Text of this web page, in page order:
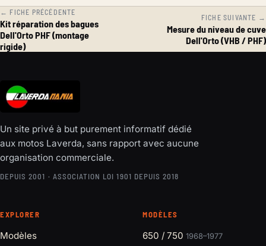
← FICHE PRÉCÉDENTE
Kit réparation des bagues
Dell'Orto PHF (montage
rigide)
FICHE SUIVANTE →
Mesure du niveau de cuve
Dell'Orto (VHB / PHF)
Un site privé à but purement informatif dédié
aux motos Laverda, sans rapport avec aucune
organisation commerciale.
DEPUIS 2001 · ASSOCIATION LOI 1901 DEPUIS 2018
EXPLORER
Modèles
MODÈLES
650 / 750 1968–1977